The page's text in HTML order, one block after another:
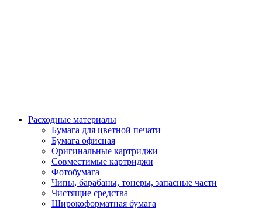
Расходные материалы
Бумага для цветной печати
Бумага офисная
Оригинальные картриджи
Совместимые картриджи
Фотобумага
Чипы, барабаны, тонеры, запасные части
Чистящие средства
Широкоформатная бумага